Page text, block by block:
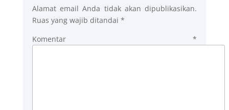
Alamat email Anda tidak akan dipublikasikan.
Ruas yang wajib ditandai *
Komentar*